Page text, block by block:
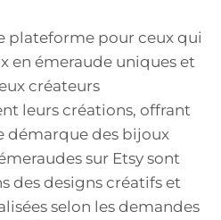
plateforme pour ceux qui
en émeraude uniques et
créateurs
leurs créations, offrant
démarque des bijoux
sur Etsy sont
des designs créatifs et
selon les demandes